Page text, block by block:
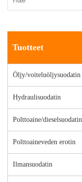
Tuotteet
Öljy/voiteluöljysuodatin
Hydraulisuodatin
Polttoaine/dieselsuodatin
Polttoaineveden erotin
Ilmansuodatin